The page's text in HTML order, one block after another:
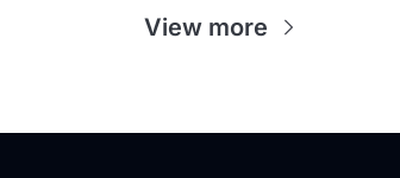
View more